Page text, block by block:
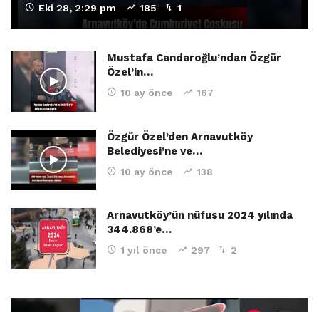
Eki 28, 2:29 pm 185 1
Mustafa Candaroğlu’ndan Özgür
Özel’in…
10 ay önce 167
Özgür Özel’den Arnavutköy
Belediyesi’ne ve…
10 ay önce 138
Arnavutköy’ün nüfusu 2024 yılında
344.868’e…
1 yıl önce 297 2